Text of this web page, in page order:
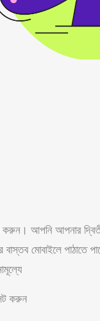
করুন। আপনি আপনার
মোবাইলে পাঠাতে
করুন